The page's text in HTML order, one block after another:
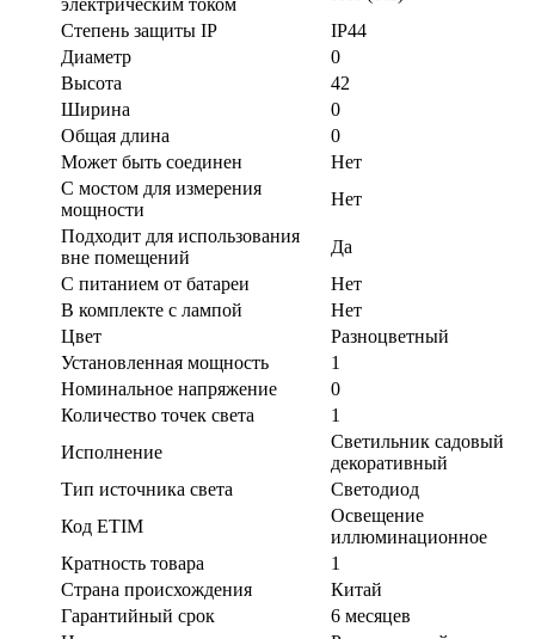
Степень защиты IP
IP44
Диаметр
0
Высота
42
Ширина
0
Общая длина
0
Может быть соединен
Нет
С мостом для измерения
мощности
Нет
Подходит для использования
вне помещений
Да
С питанием от батареи
Нет
В комплекте с лампой
Нет
Цвет
Разноцветный
Установленная мощность
1
Номинальное напряжение
0
Количество точек света
1
Исполнение
Светильник садовый
декоративный
Тип источника света
Светодиод
Код ETIM
Освещение
иллюминационное
Кратность товара
1
Страна происхождения
Китай
Гарантийный срок
6 месяцев